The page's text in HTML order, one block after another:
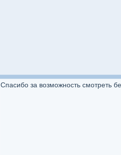
Спасибо за возможность смотреть